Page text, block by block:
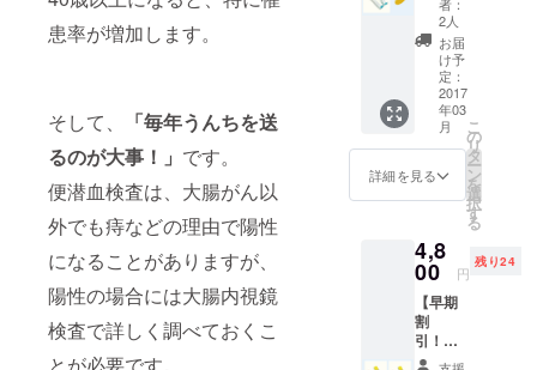
患率が増加します。
そして、
「毎年うんちを送
るのが大事！」 です。
便潜血検査は、大腸がん以
外でも痔などの理由で陽性
になることがありますが、
陽性の場合には大腸内視鏡
検査で詳しく調べておくこ
とが必要です。
パー ✖
３
う！】
①サン
クス
メール
と活動
報告 ②
検査
キット1
個セッ
ト(通常
価格) 送
③ス
テッ
カー
2人
お届
け予
定：
2017
年03
月
詳細を見る
こ
の
リ
タ
ー
ン
を
選
択
す
る
4,8
00 円
残り24
【早期
割
引！
プ検査